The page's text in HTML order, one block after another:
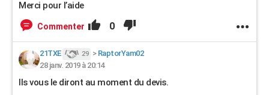
Merci pour l’aide
Commenter 0
21TXE 29 > RaptorYam02
28 janv. 2019 à 20:14
Ils vous le diront au moment du devis.